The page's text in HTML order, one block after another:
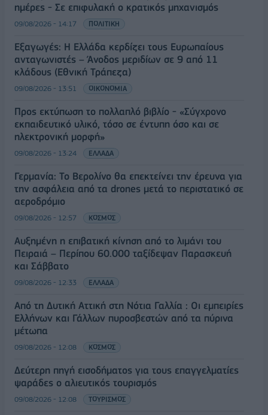
ημέρες - Σε επιφυλακή ο κρατικός μηχανισμός
09/08/2026 - 14:17 ΠΟΛΙΤΙΚΗ
Εξαγωγές: Η Ελλάδα κερδίζει τους Ευρωπαίους
ανταγωνιστές – Άνοδος μεριδίων σε 9 από 11
κλάδους (Εθνική Τράπεζα)
09/08/2026 - 13:51 ΟΙΚΟΝΟΜΙΑ
Προς εκτύπωση το πολλαπλό βιβλίο - «Σύγχρονο
εκπαιδευτικό υλικό, τόσο σε έντυπη όσο και σε
ηλεκτρονική μορφή»
09/08/2026 - 13:24 ΕΛΛΑΔΑ
Γερμανία: Το Βερολίνο θα επεκτείνει την έρευνα για
την ασφάλεια από τα drones μετά το περιστατικό σε
αεροδρόμιο
09/08/2026 - 12:57 ΚΟΣΜΟΣ
Αυξημένη η επιβατική κίνηση από το λιμάνι του
Πειραιά – Περίπου 60.000 ταξίδεψαν Παρασκευή
και Σάββατο
09/08/2026 - 12:33 ΕΛΛΑΔΑ
Από τη Δυτική Αττική στη Νότια Γαλλία : Οι εμπειρίες
Ελλήνων και Γάλλων πυροσβεστών από τα πύρινα
μέτωπα
09/08/2026 - 12:08 ΚΟΣΜΟΣ
Δεύτερη πηγή εισοδήματος για τους επαγγελματίες
ψαράδες ο αλιευτικός τουρισμός
09/08/2026 - 12:08 ΤΟΥΡΙΣΜΟΣ